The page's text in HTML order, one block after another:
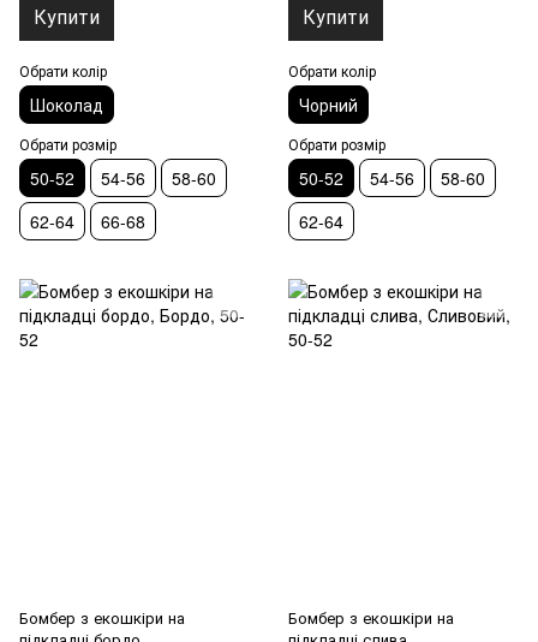
Купити
Обрати колір
Шоколад
Обрати розмір
50-52 54-56
58-60
62-64
66-68
Купити
Обрати колір
Чорний
Обрати розмір
50-52 54-56
58-60
62-64
Бомбер з екошкіри на
Бомбер з екошкіри на